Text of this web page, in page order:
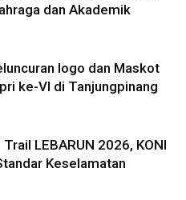
dan Akademik
logo dan Maskot
ke-VI di Tanjungpinang
LEBARUN 2026, KONI
Keselamatan